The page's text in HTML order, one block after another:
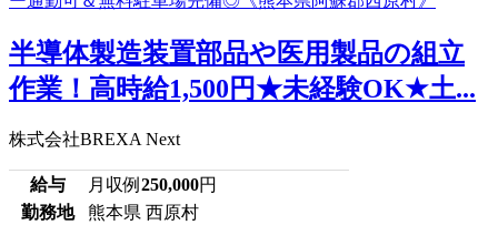
半導体製造装置部品や医用製品の組立
作業！高時給1,500円★未経験OK★土...
株式会社BREXA Next
給与 月収例 250,000円
勤務地
熊本県 西原村